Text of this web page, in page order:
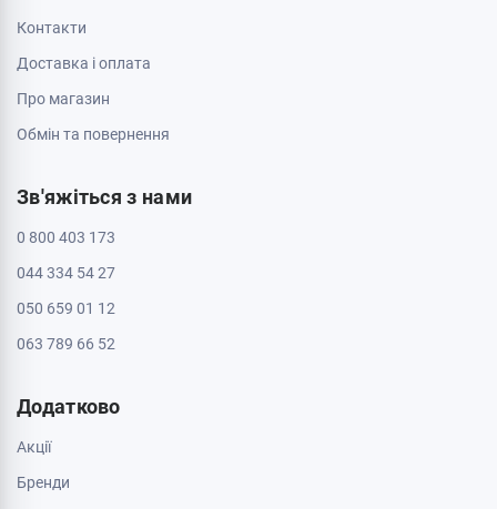
Контакти
Доставка і оплата
Про магазин
Обмін та повернення
Зв'яжіться з нами
0 800 403 173
044 334 54 27
050 659 01 12
063 789 66 52
Додатково
Акції
Бренди